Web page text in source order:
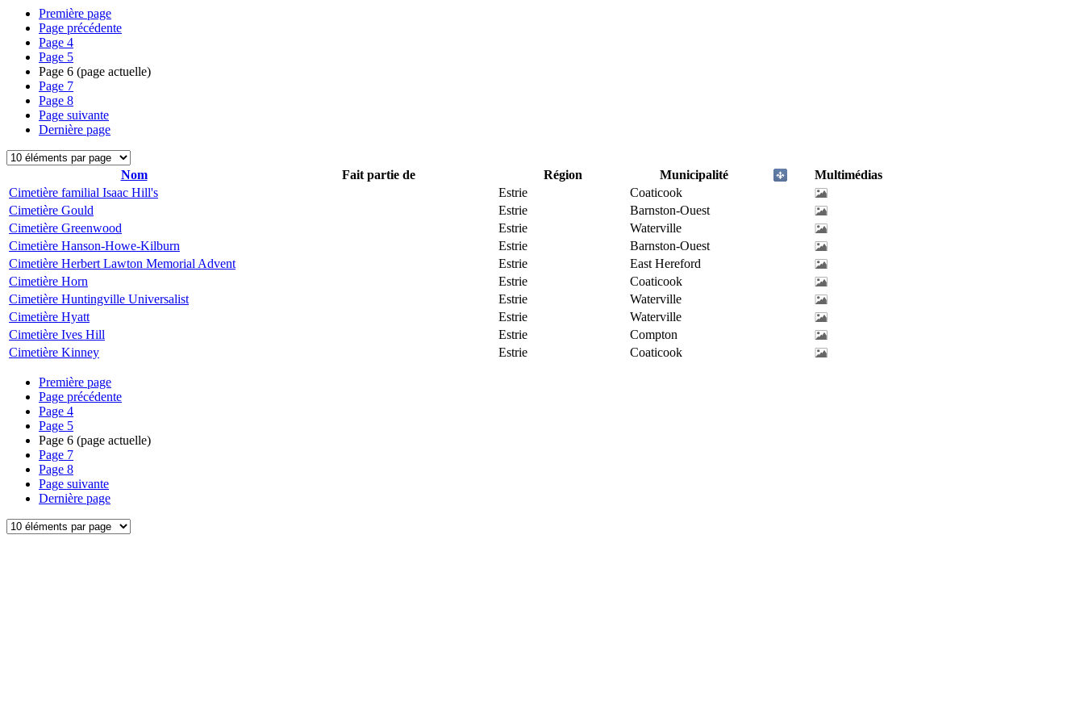
Première page
Page précédente
Page 4
Page 5
Page 6 (page actuelle)
Page 7
Page 8
Page suivante
Dernière page
Nom Fait partie de Région Municipalité
Multimédias
Cimetière familial Isaac Hill's
Estrie
Coaticook
Cimetière Gould
Estrie
Barnston-Ouest
Cimetière Greenwood
Estrie
Waterville
Cimetière Hanson-Howe-Kilburn
Estrie
Barnston-Ouest
Cimetière Herbert Lawton Memorial Advent
Estrie
East Hereford
Cimetière Horn
Estrie
Coaticook
Cimetière Huntingville Universalist
Estrie
Waterville
Cimetière Hyatt
Estrie
Waterville
Cimetière Ives Hill
Estrie
Compton
Cimetière Kinney
Estrie Coaticook
Première page
Page précédente
Page 4
Page 5
Page 6 (page actuelle)
Page 7
Page 8
Page suivante
Dernière page